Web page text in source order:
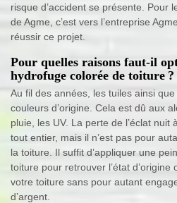
risque d’accident se présente. Pour
de Agme, c’est vers l’entreprise
réussir ce projet.
Pour quelles raisons faut-il
hydrofuge colorée de toiture ?
Au fil des années, les tuiles ainsi
couleurs d’origine. Cela est dû aux
pluie, les UV. La perte de l’éclat nuit
tout entier, mais il n’est pas pour
la toiture. Il suffit d’appliquer une
toiture pour retrouver l’état
votre toiture sans pour autant
d’argent.